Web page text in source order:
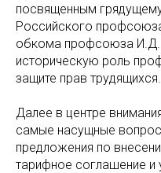
посвященным
Российского
обкома профсоюза И.Д.
историческую роль
защите прав трудящихся.
Далее в центре
самые насущные
предложения по
тарифное соглашение